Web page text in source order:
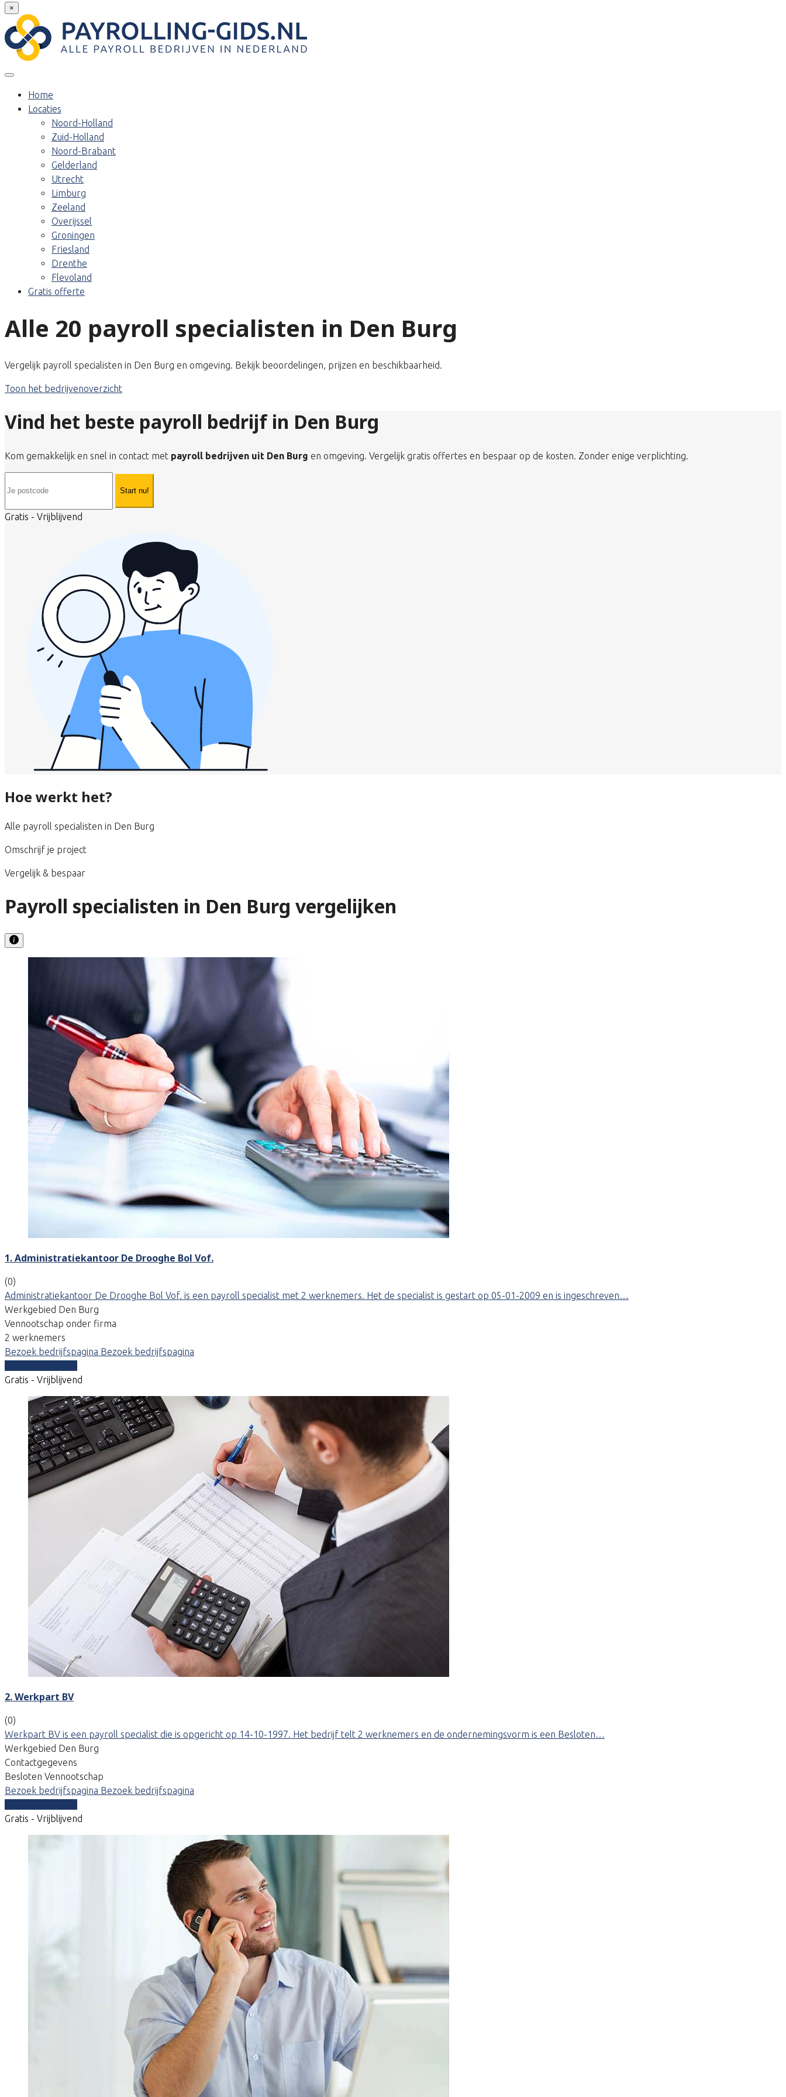
×
Home
Locaties
Noord-Holland
Zuid-Holland
Noord-Brabant
Gelderland
Utrecht
Limburg
Zeeland
Overijssel
Groningen
Friesland
Drenthe
Flevoland
Gratis offerte
Alle 20 payroll specialisten in Den Burg
Vergelijk payroll specialisten in Den Burg en omgeving. Bekijk beoordelingen, prijzen en beschikbaarheid.
Toon het bedrijvenoverzicht
Vind het beste payroll bedrijf in Den Burg
Kom gemakkelijk en snel in contact met payroll bedrijven uit Den Burg en omgeving. Vergelijk gratis offertes en bespaar op de kosten. Zonder enige verplichting.
Start nu!
Gratis - Vrijblijvend
Hoe werkt het?
Alle payroll specialisten in Den Burg
Omschrijf je project
Vergelijk & bespaar
Payroll specialisten in Den Burg vergelijken
1. Administratiekantoor De Drooghe Bol Vof.
(0)
Administratiekantoor De Drooghe Bol Vof. is een payroll specialist met 2 werknemers. Het de specialist is gestart op 05-01-2009 en is ingeschreven…
Werkgebied Den Burg
Vennootschap onder firma
2 werknemers
Bezoek bedrijfspagina Bezoek bedrijfspagina
Gratis - Vrijblijvend
2. Werkpart BV
(0)
Werkpart BV is een payroll specialist die is opgericht op 14-10-1997. Het bedrijf telt 2 werknemers en de ondernemingsvorm is een Besloten…
Werkgebied Den Burg
Contactgegevens
Besloten Vennootschap
Bezoek bedrijfspagina Bezoek bedrijfspagina
Gratis - Vrijblijvend